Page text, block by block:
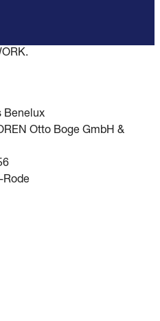
Benelux
Otto Boge GmbH &
Rode